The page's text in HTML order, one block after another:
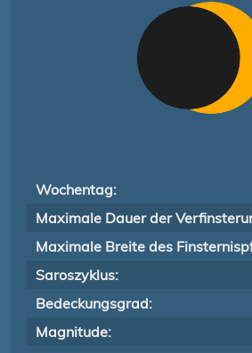
Wochentag:
Maximale Dauer der
Maximale Breite des
Saroszyklus:
Bedeckungsgrad:
Magnitude: